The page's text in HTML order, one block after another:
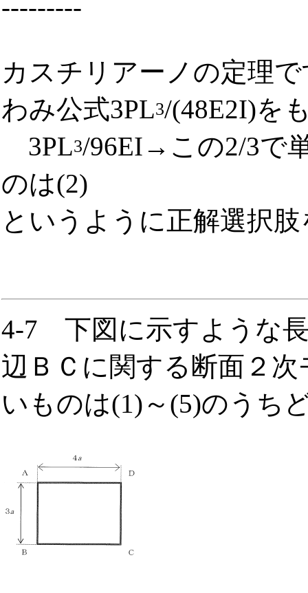
---------
カスチリアーノの定理
わみ公式3PL3/(48E2I)を
3PL3/96EI→この2/3で
のは(2)
というように正解選択
4-7 下図に示すような
辺ＢＣに関する断面２
いものは(1)～(5)のうち